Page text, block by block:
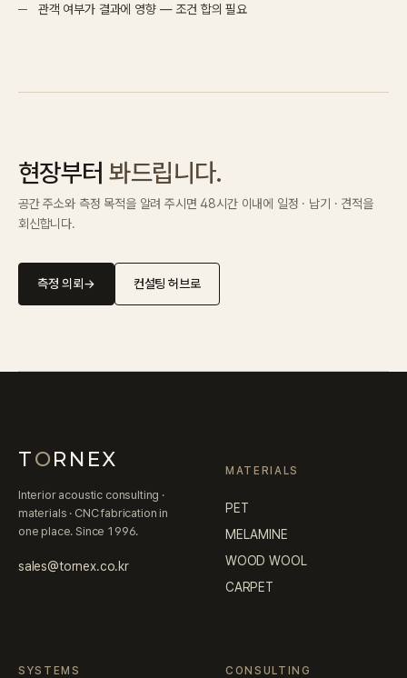
관객 여부가 결과에 영향 — 조건 합의 필요
현장부터 봐드립니다.
공간 주소와 측정 목적을 알려 주시면 48시간 이내에 일정 · 납기 · 견적을
회신합니다.
측정 의뢰 → 컨설팅 허브로
TORNEX
Interior acoustic consulting ·
materials · CNC fabrication in
one place. Since 1996.
sales@tornex.co.kr
MATERIALS
PET
MELAMINE
WOOD WOOL
CARPET
SYSTEMS CONSULTING